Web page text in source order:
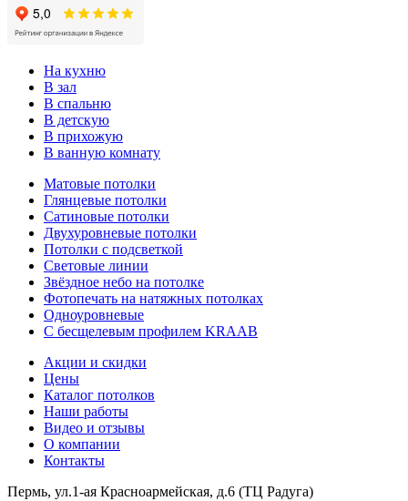
На кухню
В зал
В спальню
В детскую
В прихожую
В ванную комнату
Матовые потолки
Глянцевые потолки
Сатиновые потолки
Двухуровневые потолки
Потолки с подсветкой
Световые линии
Звёздное небо на потолке
Фотопечать на натяжных потолках
Одноуровневые
С бесщелевым профилем KRAAB
Акции и скидки
Цены
Каталог потолков
Наши работы
Видео и отзывы
О компании
Контакты
Пермь, ул.1-ая Красноармейская, д.6 (ТЦ Радуга)